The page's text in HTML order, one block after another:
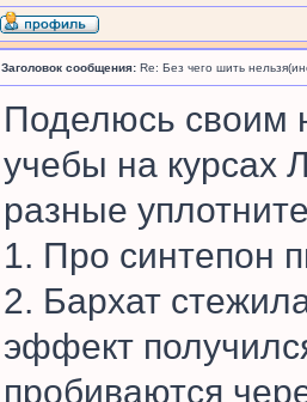
Заголовок сообщения: Re: Без чего шить
Поделюсь своим
учебы на
разные
1. Про синтепон
2. Бархат
эффект
пробиваются